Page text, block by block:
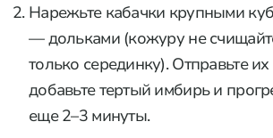
Нарежьте кабачки крупными
— дольками (кожуру не
только серединку). Отправьте их
добавьте тертый имбирь и
еще 2–3 минуты.